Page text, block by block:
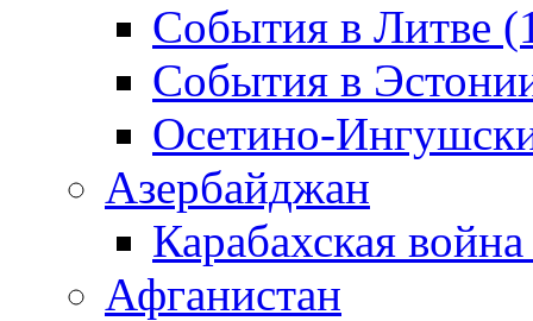
События в Литве
События в
Осетино-
Азербайджан
Карабахская
Афганистан